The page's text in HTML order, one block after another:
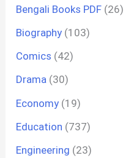
Bengali Books PDF (26)
Biography (103)
Comics (42)
Drama (30)
Economy (19)
Education (737)
Engineering (23)